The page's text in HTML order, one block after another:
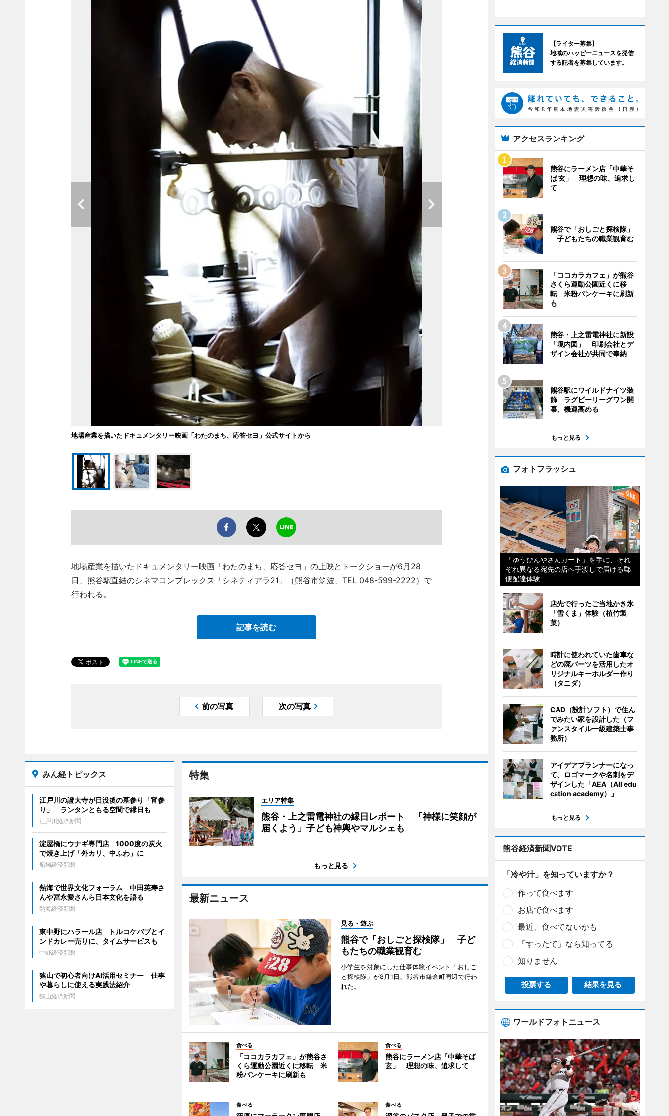
地場産業を描いたドキュメンタリー映画「わたのまち、応答セヨ」公式サイトから
地場産業を描いたドキュメンタリー映画「わたのまち、応答セヨ」の上映とトークショーが6月28
日、熊谷駅直結のシネマコンプレックス「シネティアラ21」（熊谷市筑波、TEL 048-599-2222）で
行われる。
記事を読む
前の写真 次の写真
特集
エリア特集
熊谷・上之雷電神社の縁日レポート 「神様に笑顔が
届くよう」子ども神輿やマルシェも
もっと見る
最新ニュース
見る・遊ぶ
熊谷で「おしごと探検隊」 子ど
もたちの職業観育む
小学生を対象にした仕事体験イベント「おしご
と探検隊」が8月1日、熊谷市鎌倉町周辺で行わ
れた。
食べる
「ココカラカフェ」が熊谷さ
くら運動公園近くに移転 米
粉パンケーキに刷新も
食べる
熊谷にラーメン店「中華そば
玄」 理想の味、追求して
食べる 食べる
みん経トピックス
江戸川の證大寺が日没後の墓参り「宵参
り」 ランタンともる空間で縁日も
江戸川経済新聞
淀屋橋にウナギ専門店 1000度の炭火
で焼き上げ「外カリ、中ふわ」に
船場経済新聞
熱海で世界文化フォーラム 中田英寿さ
んや冨永愛さんら日本文化を語る
熱海経済新聞
東中野にハラール店 トルコケバブとイ
ンドカレー売りに、タイムサービスも
中野経済新聞
狭山で初心者向けAI活用セミナー 仕事
や暮らしに使える実践法紹介
狭山経済新聞
【ライター募集】
地域のハッピーニュースを発信
する記者を募集しています。
アクセスランキング
熊谷にラーメン店「中華そ
ば 玄」 理想の味、追求し
て
熊谷で「おしごと探検隊」
子どもたちの職業観育む
「ココカラカフェ」が熊谷
さくら運動公園近くに移
転 米粉パンケーキに刷新
も
熊谷・上之雷電神社に新設
「境内図」 印刷会社とデ
ザイン会社が共同で奉納
熊谷駅にワイルドナイツ装
飾 ラグビーリーグワン開
幕、機運高める
もっと見る
フォトフラッシュ
「ゆうびんやさんカード」を手に、それ
ぞれ異なる宛先の店へ手渡しで届ける郵
便配達体験
店先で行ったご当地かき氷
「雪くま」体験（植竹製
菓）
時計に使われていた歯車な
どの廃パーツを活用したオ
リジナルキーホルダー作り
（タニダ）
CAD（設計ソフト）で住ん
でみたい家を設計した（フ
ァンスタイル一級建築士事
務所）
アイデアプランナーになっ
て、ロゴマークや名刺をデ
ザインした「AEA（All edu
cation academy）」
もっと見る
熊谷経済新聞VOTE
「冷や汁」を知っていますか？
作って食べます
お店で食べます
最近、食べてないかも
「すったて」なら知ってる
知りません
投票する 結果を見る
ワールドフォトニュース